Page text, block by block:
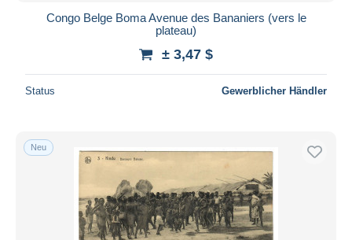
Congo Belge Boma Avenue des Bananiers (vers le
plateau)
± 3,47 $
Status Gewerblicher Händler
Neu